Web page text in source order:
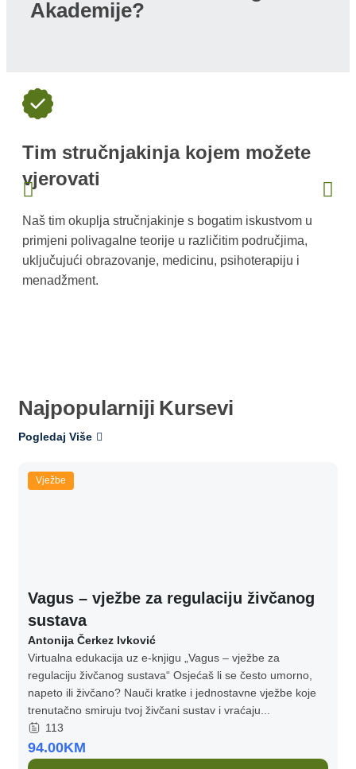
Akademije?
Tim stručnjakinja kojem možete
vjerovati
Naš tim okuplja stručnjakinje s bogatim iskustvom u
primjeni polivagalne teorije u različitim područjima,
uključujući obrazovanje, medicinu, psihoterapiju i
menadžment.
Kursevi
Najpopularniji
Pogledaj Više
Vježbe
Vagus – vježbe za regulaciju živčanog
sustava
Antonija Čerkez Ivković
Virtualna edukacija uz e-knjigu „Vagus – vježbe za
regulaciju živčanog sustava“ Osjećaš li se često umorno,
napeto ili živčano? Nauči kratke i jednostavne vježbe koje
trenutačno smiruju tvoj živčani sustav i vraćaju...
113
94.00KM